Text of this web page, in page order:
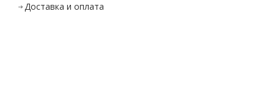
Доставка и оплата